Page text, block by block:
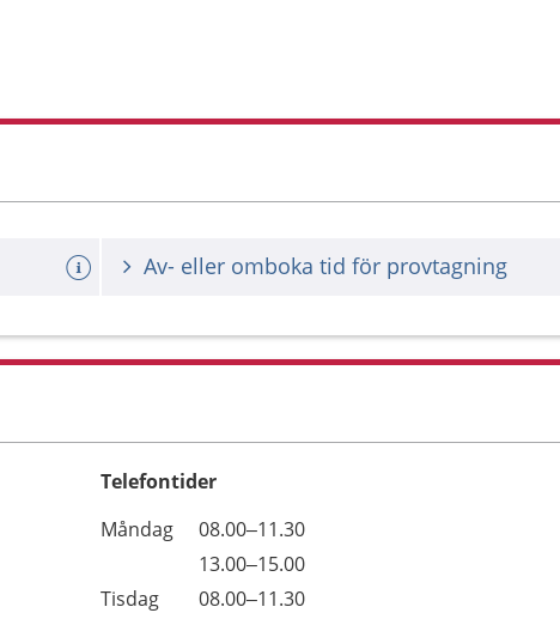
Av- eller omboka tid för provtagning
Telefontider
Dag
Öppettider
Kommentarer
Måndag
08.00–11.30
13.00–15.00
Tisdag
08.00–11.30